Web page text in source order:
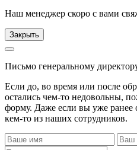
Наш менеджер скоро с вами
Закрыть
Письмо генеральному
Если до, во время или после
остались чем-то недовольны,
форму. Даже если вы уже ранее
кем-то из наших сотрудников.